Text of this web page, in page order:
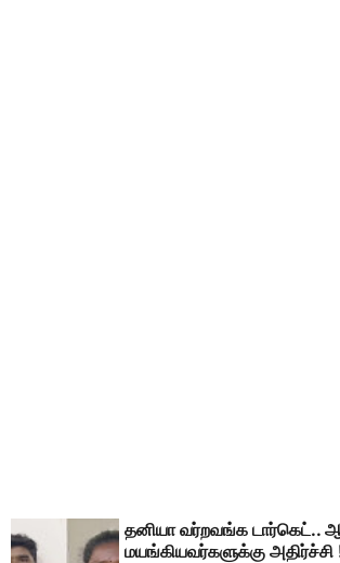
தனியா வர்றவங்க டார்கெட்..
மயங்கியவர்களுக்கு அதிர்ச்சி